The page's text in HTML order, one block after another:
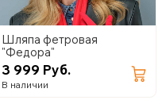
Шляпа фетровая
"Федора"
3 999 Руб.
В наличии